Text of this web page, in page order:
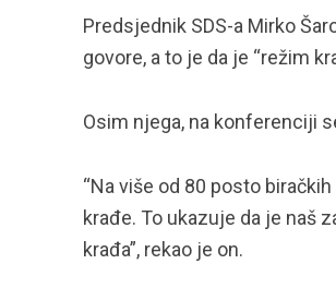
Predsjednik SDS-a Mirko
govore, a to je da je “režim
Osim njega, na konferenciji
“Na više od 80 posto
krađe. To ukazuje da je naš
krađa”, rekao je on.